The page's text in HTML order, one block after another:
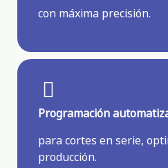
con máxima precisión.
Programación
para cortes en serie,
producción.